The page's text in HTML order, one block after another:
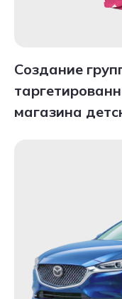
Создание
магазина